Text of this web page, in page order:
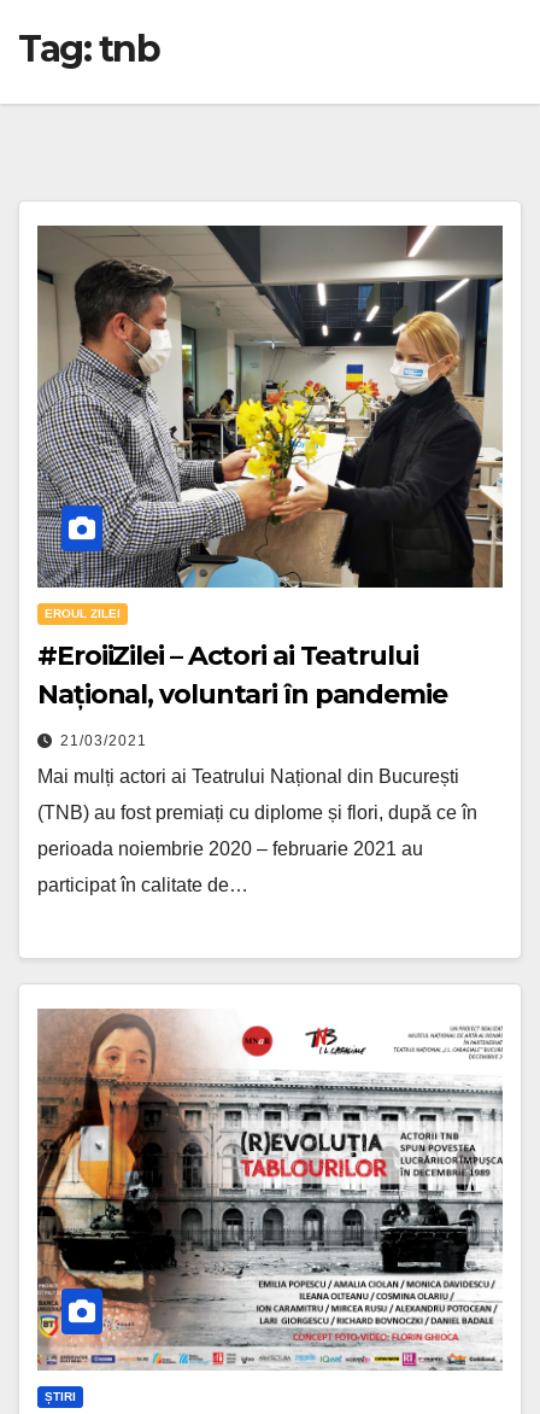
Tag:tnb
EROUL ZILEI
#EroiiZilei – Actori ai Teatrului
Național, voluntari în pandemie
21/03/2021
Mai mulți actori ai Teatrului Național din București
(TNB) au fost premiați cu diplome și flori, după ce în
perioada noiembrie 2020 – februarie 2021 au
participat în calitate de…
ȘTIRI